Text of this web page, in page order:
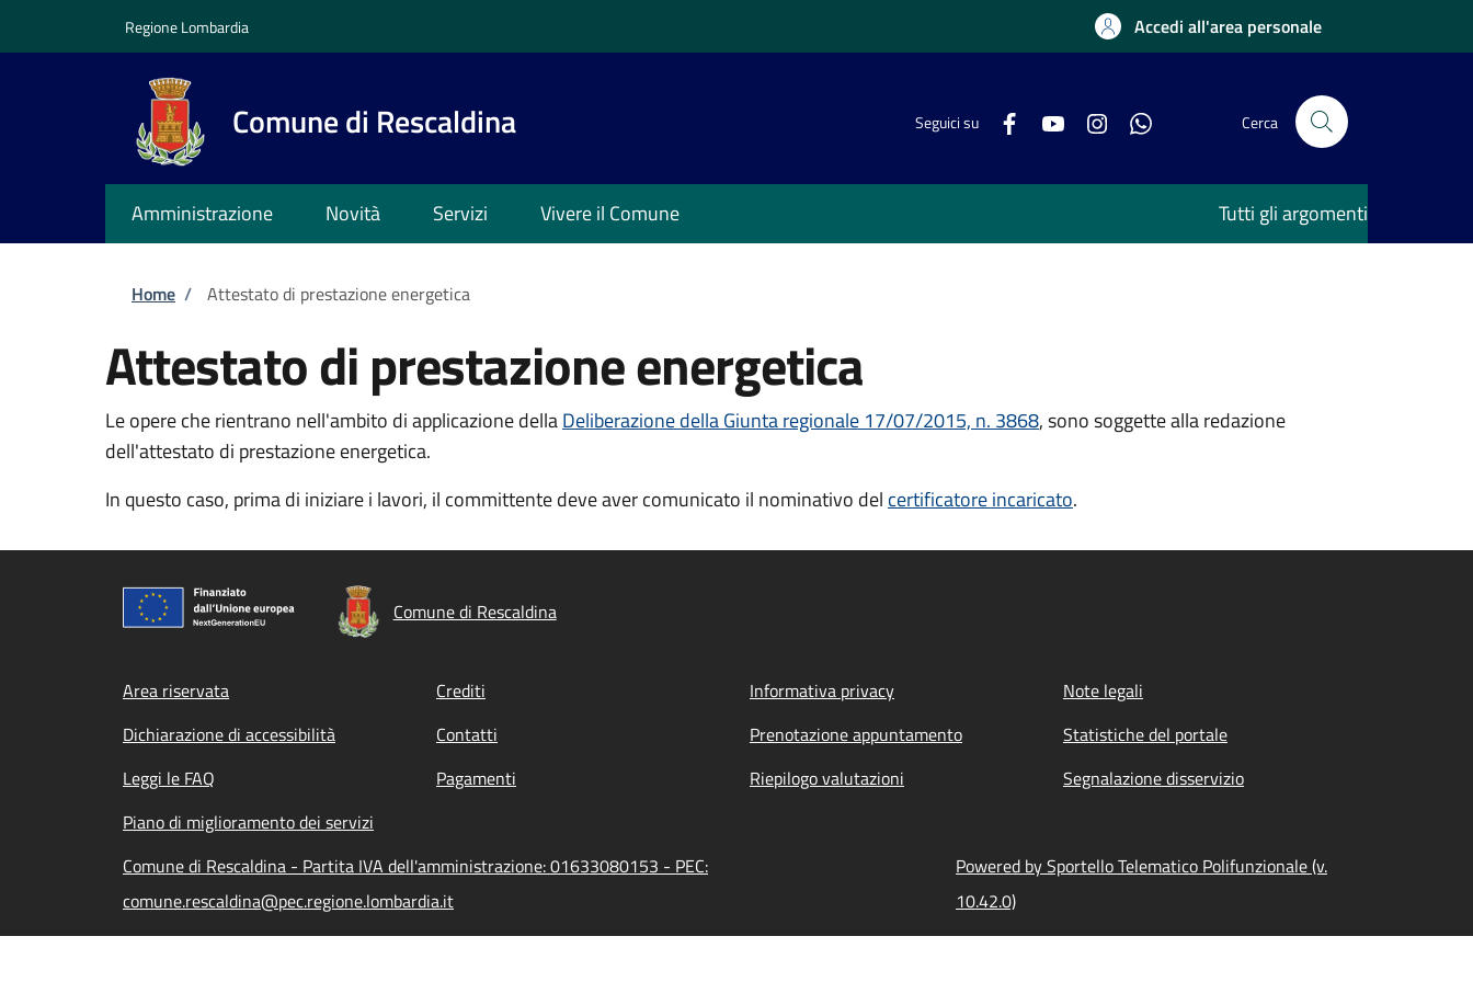
Regione Lombardia Accedi all'area personale
Comune di Rescaldina Seguici su Cerca
Amministrazione Novità Servizi Vivere il Comune Tutti gli argomenti
Briciole di pane
Home / Attestato di prestazione energetica
Attestato di prestazione energetica
Le opere che rientrano nell'ambito di applicazione dellaDeliberazione della Giunta regionale 17/07/2015, n. 3868, sono soggette alla redazione
dell'attestato di prestazione energetica.
In questo caso, prima di iniziare i lavori, il committente deve aver comunicato il nominativo del certificatore incaricato.
Comune di Rescaldina
Footer menu
Area riservata Crediti Informativa privacy
Note legali
Dichiarazione di accessibilità
Contatti Prenotazione appuntamento
Statistiche del portale
Leggi le FAQ
Pagamenti Riepilogo valutazioni
Segnalazione disservizio
Piano di miglioramento dei servizi
Comune di Rescaldina - Partita IVA dell'amministrazione: 01633080153 - PEC:
comune.rescaldina@pec.regione.lombardia.it
Powered by Sportello Telematico Polifunzionale (v.
10.42.0)